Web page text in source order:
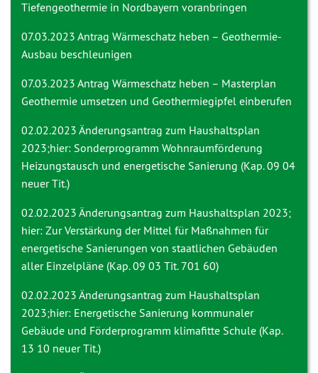
Tiefengeothermie in Nordbayern voranbringen
07.03.2023 Antrag Wärmeschatz heben – Geothermie-
Ausbau beschleunigen
07.03.2023 Antrag Wärmeschatz heben – Masterplan
Geothermie umsetzen und Geothermiegipfel einberufen
02.02.2023 Änderungsantrag zum Haushaltsplan
2023;hier: Sonderprogramm Wohnraumförderung
Heizungstausch und energetische Sanierung (Kap. 09 04
neuer Tit.)
02.02.2023 Änderungsantrag zum Haushaltsplan 2023;
hier: Zur Verstärkung der Mittel für Maßnahmen für
energetische Sanierungen von staatlichen Gebäuden
aller Einzelpläne (Kap. 09 03 Tit. 701 60)
02.02.2023 Änderungsantrag zum Haushaltsplan
2023;hier: Energetische Sanierung kommunaler
Gebäude und Förderprogramm klimafitte Schule (Kap.
13 10 neuer Tit.)